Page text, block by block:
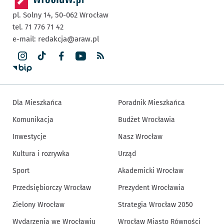
pl. Solny 14, 50-062 Wrocław
tel. 71 776 71 42
e-mail: redakcja@araw.pl
Dla Mieszkańca
Komunikacja
Inwestycje
Kultura i rozrywka
Sport
Przedsiębiorczy Wrocław
Zielony Wrocław
Wydarzenia we Wrocławiu
Poradnik Mieszkańca
Budżet Wrocławia
Nasz Wrocław
Urząd
Akademicki Wrocław
Prezydent Wrocławia
Strategia Wrocław 2050
Wrocław Miasto Równości